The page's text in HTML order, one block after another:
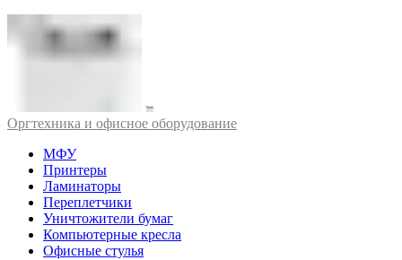
Оргтехника и офисное оборудование
МФУ
Принтеры
Ламинаторы
Переплетчики
Уничтожители бумаг
Компьютерные кресла
Офисные стулья